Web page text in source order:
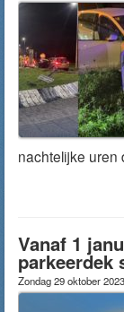
nachtelijke
Vanaf 1
parkeerdek
Zondag 29 oktober 2023